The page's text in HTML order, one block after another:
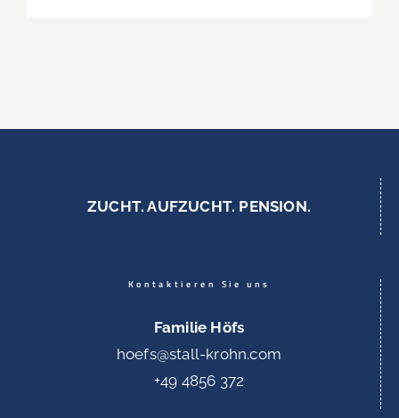
ZUCHT. AUFZUCHT. PENSION.
Kontaktieren Sie uns
Familie Höfs
hoefs@stall-krohn.com
+49 4856 372